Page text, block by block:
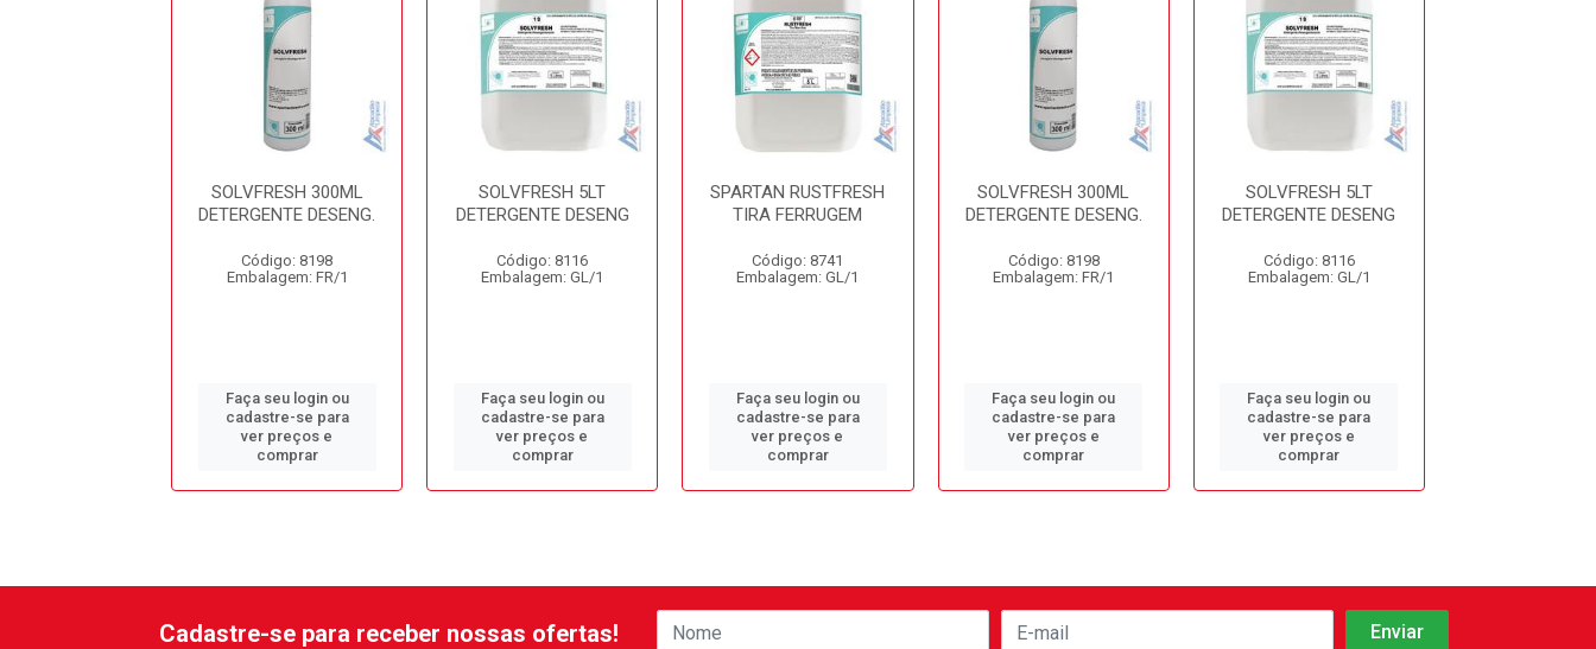
SOLVFRESH 300ML
DETERGENTE DESENG.
Código: 8198
Embalagem: FR/1
Faça seu login ou
cadastre-se para
ver preços e
comprar
SOLVFRESH 5LT
DETERGENTE DESENG
Código: 8116
Embalagem: GL/1
Faça seu login ou
cadastre-se para
ver preços e
comprar
SPARTAN RUSTFRESH
TIRA FERRUGEM
Código: 8741
Embalagem: GL/1
Faça seu login ou
cadastre-se para
ver preços e
comprar
SOLVFRESH 300ML
DETERGENTE DESENG.
Código: 8198
Embalagem: FR/1
Faça seu login ou
cadastre-se para
ver preços e
comprar
SOLVFRESH 5LT
DETERGENTE DESENG
Código: 8116
Embalagem: GL/1
Faça seu login ou
cadastre-se para
ver preços e
comprar
Cadastre-se para receber nossas ofertas!